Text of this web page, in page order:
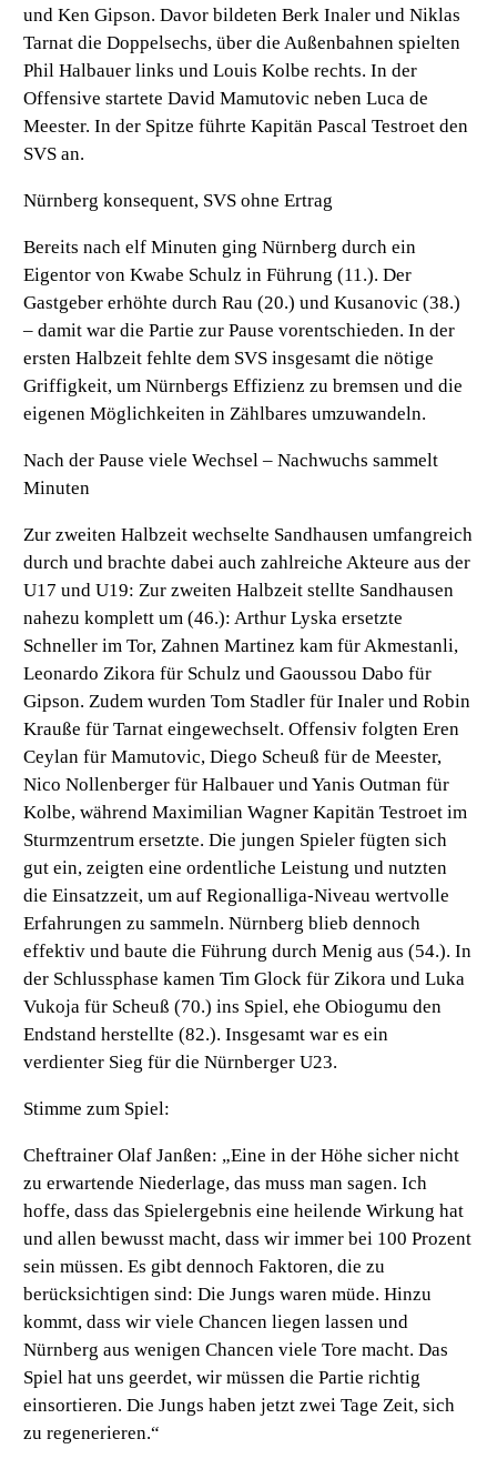
und Ken Gipson. Davor bildeten Berk Inaler und Niklas
Tarnat die Doppelsechs, über die Außenbahnen spielten
Phil Halbauer links und Louis Kolbe rechts. In der
Offensive startete David Mamutovic neben Luca de
Meester. In der Spitze führte Kapitän Pascal Testroet den
SVS an.
Nürnberg konsequent, SVS ohne Ertrag
Bereits nach elf Minuten ging Nürnberg durch ein
Eigentor von Kwabe Schulz in Führung (11.). Der
Gastgeber erhöhte durch Rau (20.) und Kusanovic (38.)
– damit war die Partie zur Pause vorentschieden. In der
ersten Halbzeit fehlte dem SVS insgesamt die nötige
Griffigkeit, um Nürnbergs Effizienz zu bremsen und die
eigenen Möglichkeiten in Zählbares umzuwandeln.
Nach der Pause viele Wechsel – Nachwuchs sammelt
Minuten
Zur zweiten Halbzeit wechselte Sandhausen umfangreich
durch und brachte dabei auch zahlreiche Akteure aus der
U17 und U19: Zur zweiten Halbzeit stellte Sandhausen
nahezu komplett um (46.): Arthur Lyska ersetzte
Schneller im Tor, Zahnen Martinez kam für Akmestanli,
Leonardo Zikora für Schulz und Gaoussou Dabo für
Gipson. Zudem wurden Tom Stadler für Inaler und Robin
Krauße für Tarnat eingewechselt. Offensiv folgten Eren
Ceylan für Mamutovic, Diego Scheuß für de Meester,
Nico Nollenberger für Halbauer und Yanis Outman für
Kolbe, während Maximilian Wagner Kapitän Testroet im
Sturmzentrum ersetzte. Die jungen Spieler fügten sich
gut ein, zeigten eine ordentliche Leistung und nutzten
die Einsatzzeit, um auf Regionalliga-Niveau wertvolle
Erfahrungen zu sammeln. Nürnberg blieb dennoch
effektiv und baute die Führung durch Menig aus (54.). In
der Schlussphase kamen Tim Glock für Zikora und Luka
Vukoja für Scheuß (70.) ins Spiel, ehe Obiogumu den
Endstand herstellte (82.). Insgesamt war es ein
verdienter Sieg für die Nürnberger U23.
Stimme zum Spiel:
Cheftrainer Olaf Janßen: „Eine in der Höhe sicher nicht
zu erwartende Niederlage, das muss man sagen. Ich
hoffe, dass das Spielergebnis eine heilende Wirkung hat
und allen bewusst macht, dass wir immer bei 100 Prozent
sein müssen. Es gibt dennoch Faktoren, die zu
berücksichtigen sind: Die Jungs waren müde. Hinzu
kommt, dass wir viele Chancen liegen lassen und
Nürnberg aus wenigen Chancen viele Tore macht. Das
Spiel hat uns geerdet, wir müssen die Partie richtig
einsortieren. Die Jungs haben jetzt zwei Tage Zeit, sich
zu regenerieren.“